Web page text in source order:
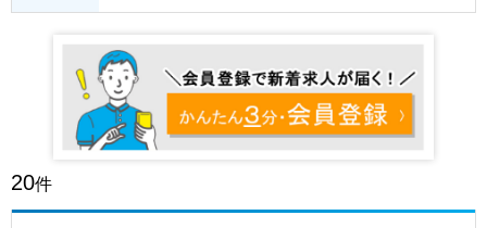
20件